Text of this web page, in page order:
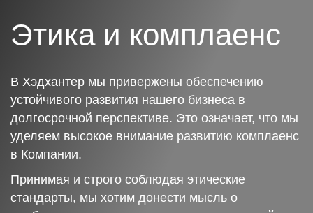
Этика и комплаенс
В Хэдхантер мы привержены обеспечению
устойчивого развития нашего бизнеса в
долгосрочной перспективе. Это означает, что мы
уделяем высокое внимание развитию комплаенс
в Компании.
Принимая и строго соблюдая этические
стандарты, мы хотим донести мысль о